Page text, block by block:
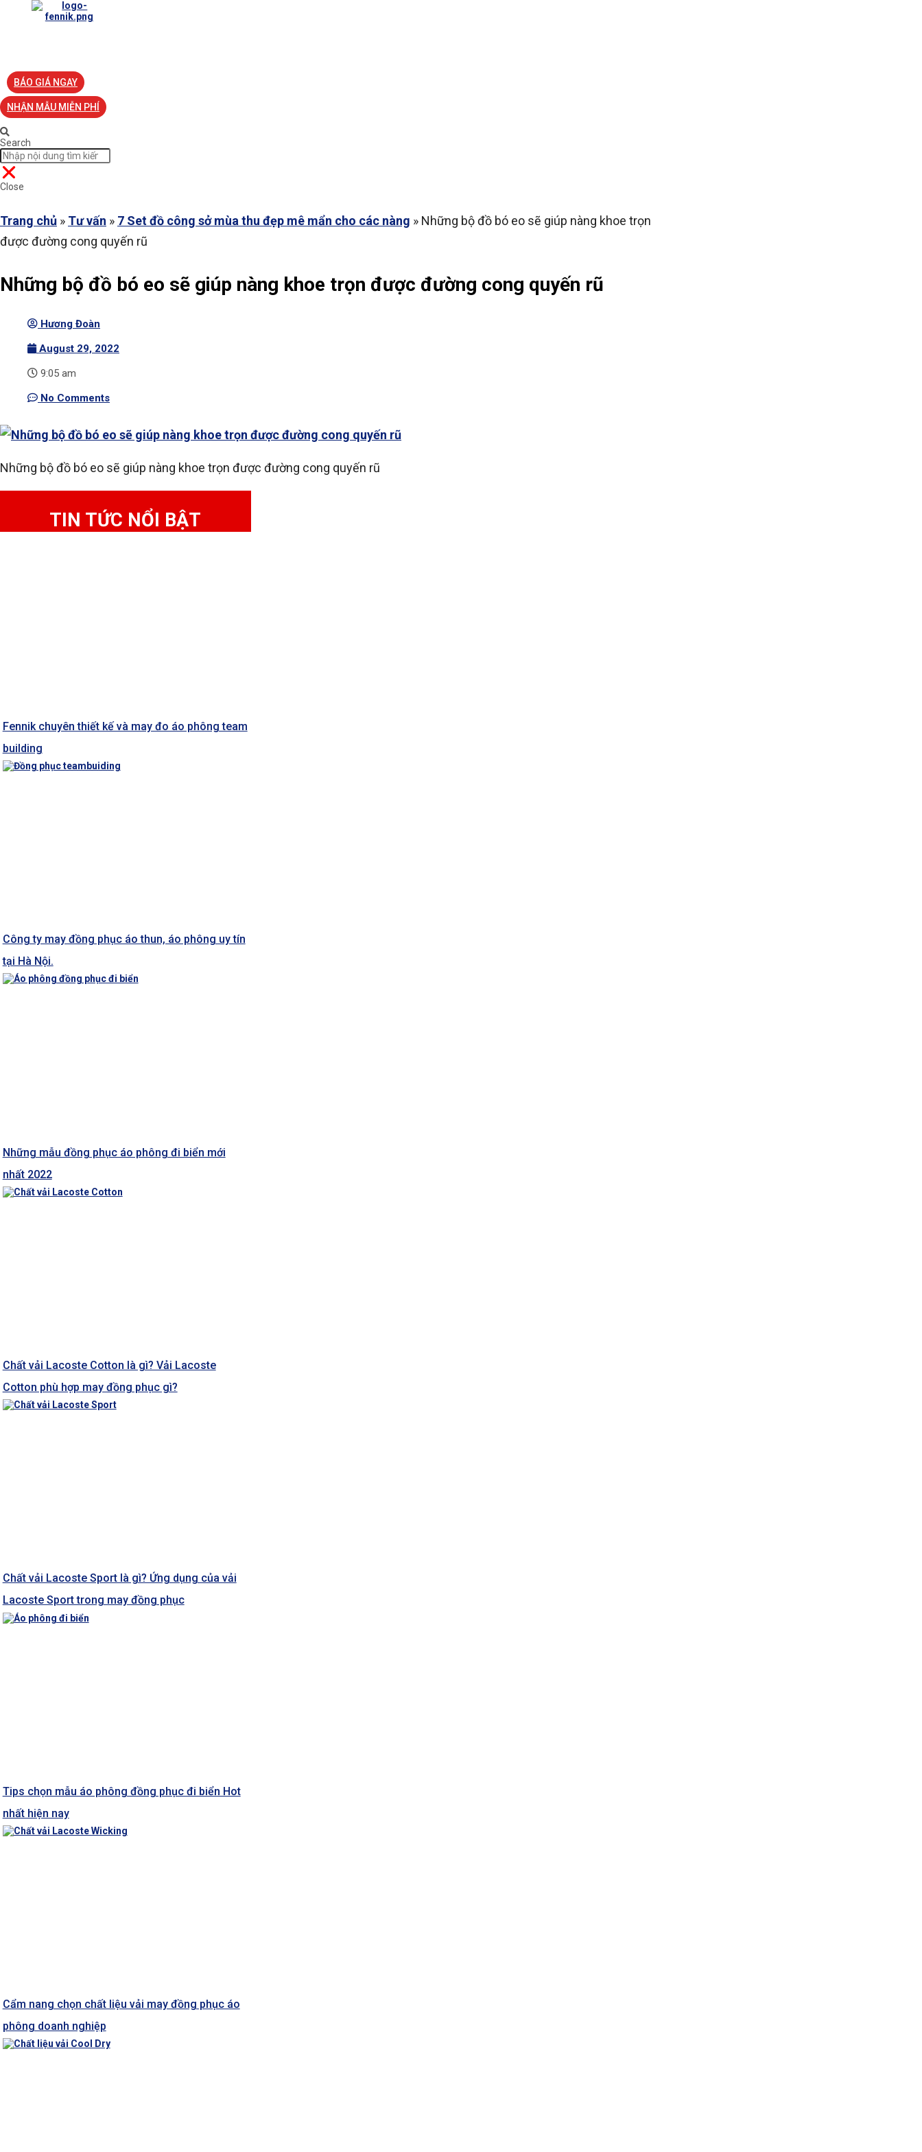
BÁO GIÁ NGAY
NHẬN MẪU MIỄN PHÍ
Search
Close
Trang chủ » Tư vấn » 7 Set đồ công sở mùa thu đẹp mê mẩn cho các nàng » Những bộ đồ bó eo sẽ giúp nàng khoe trọn
được đường cong quyến rũ
Những bộ đồ bó eo sẽ giúp nàng khoe trọn được đường cong quyến rũ
Hương Đoàn
August 29, 2022
9:05 am
No Comments
Những bộ đồ bó eo sẽ giúp nàng khoe trọn được đường cong quyến rũ
TIN TỨC NỔI BẬT
Fennik chuyên thiết kế và may đo áo phông team
building
Công ty may đồng phục áo thun, áo phông uy tín
tại Hà Nội.
Những mẫu đồng phục áo phông đi biển mới
nhất 2022
Chất vải Lacoste Cotton là gì? Vải Lacoste
Cotton phù hợp may đồng phục gì?
Chất vải Lacoste Sport là gì? Ứng dụng của vải
Lacoste Sport trong may đồng phục
Tips chọn mẫu áo phông đồng phục đi biển Hot
nhất hiện nay
Cẩm nang chọn chất liệu vải may đồng phục áo
phông doanh nghiệp